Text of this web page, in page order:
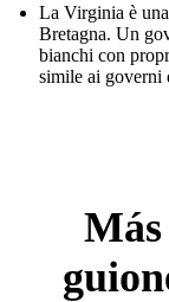
La Virginia è
Bretagna. Un
bianchi con
simile ai governi